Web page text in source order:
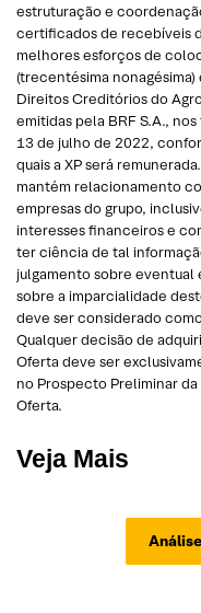
estruturação e
certificados de recebíveis
melhores esforços de
(trecentésima
Direitos Creditórios do
emitidas pela BRF S.A.,
13 de julho de 2022,
quais a XP será
mantém relacionamento
empresas do grupo,
interesses financeiros e
ter ciência de tal
julgamento sobre
sobre a imparcialidade
deve ser considerado
Qualquer decisão de
Oferta deve ser
no Prospecto Preliminar
Oferta.
Veja Mais